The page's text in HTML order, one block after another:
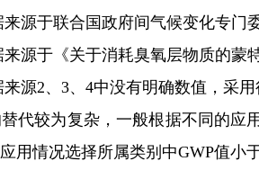
于联合国政府间气候变化专门委
于《关于消耗臭氧层物质的蒙
2、3、4中没有明确数值，采用
较为复杂，一般根据不同的应用
用情况选择所属类别中GWP值小